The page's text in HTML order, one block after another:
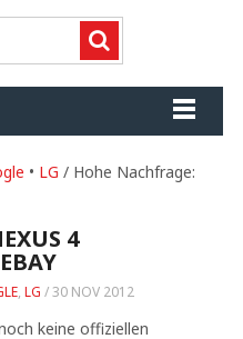
• LG / Hohe Nachfrage:
4
, LG /30 NOV 2012
keine offiziellen